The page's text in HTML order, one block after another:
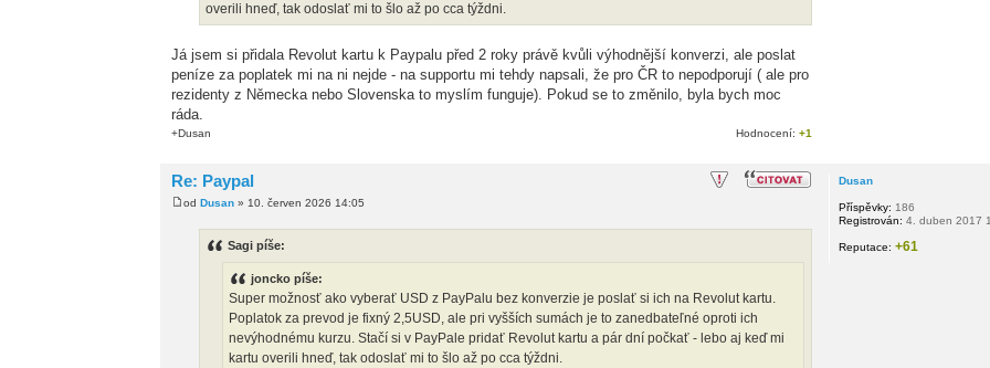
overili hneď, tak odoslať mi to šlo až po cca týždni.
Já jsem si přidala Revolut kartu k Paypalu před 2 roky právě kvůli výhodnější konverzi, ale poslat
peníze za poplatek mi na ni nejde - na supportu mi tehdy napsali, že pro ČR to nepodporují ( ale pro
rezidenty z Německa nebo Slovenska to myslím funguje). Pokud se to změnilo, byla bych moc
ráda.
+Dusan Hodnocení: +1
Re: Paypal
od Dusan » 10. červen 2026 14:05
Sagi píše:
joncko píše:
Super možnosť ako vyberať USD z PayPalu bez konverzie je poslať si ich na Revolut kartu.
Poplatok za prevod je fixný 2,5USD, ale pri vyšších sumách je to zanedbateľné oproti ich
nevýhodnému kurzu. Stačí si v PayPale pridať Revolut kartu a pár dní počkať - lebo aj keď mi
kartu overili hneď, tak odoslať mi to šlo až po cca týždni.
Dusan
Příspěvky: 186
Registrován: 4. duben 2017
Reputace: +61